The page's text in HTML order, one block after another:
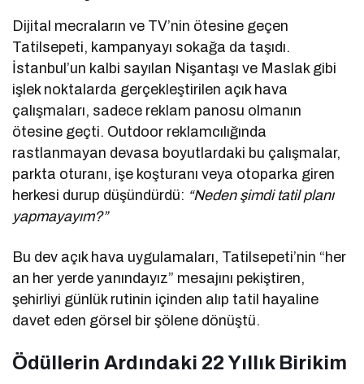
Dijital mecraların ve TV’nin ötesine geçen
Tatilsepeti, kampanyayı sokağa da taşıdı.
İstanbul’un kalbi sayılan Nişantaşı ve Maslak gibi
işlek noktalarda gerçekleştirilen açık hava
çalışmaları, sadece reklam panosu olmanın
ötesine geçti. Outdoor reklamcılığında
rastlanmayan devasa boyutlardaki bu çalışmalar,
parkta oturanı, işe koşturanı veya otoparka giren
herkesi durup düşündürdü: “Neden şimdi tatil planı
yapmayayım?”
Bu dev açık hava uygulamaları, Tatilsepeti’nin “her
an her yerde yanındayız” mesajını pekiştiren,
şehirliyi günlük rutinin içinden alıp tatil hayaline
davet eden görsel bir şölene dönüştü.
Ödüllerin Ardındaki 22 Yıllık Birikim